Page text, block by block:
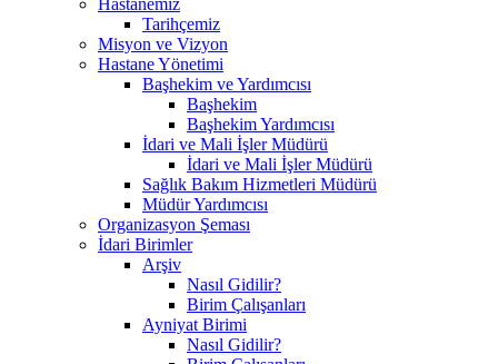
Tarihçemiz
Misyon ve Vizyon
Hastane Yönetimi
Başhekim ve Yardımcısı
Başhekim
Başhekim Yardımcısı
İdari ve Mali İşler Müdürü
İdari ve Mali İşler Müdürü
Sağlık Bakım Hizmetleri Müdürü
Müdür Yardımcısı
Organizasyon Şeması
İdari Birimler
Arşiv
Nasıl Gidilir?
Birim Çalışanları
Ayniyat Birimi
Nasıl Gidilir?